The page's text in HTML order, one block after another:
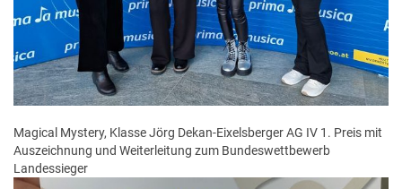
Magical Mystery, Klasse Jörg Dekan-Eixelsberger AG IV 1. Preis mit
Auszeichnung und Weiterleitung zum Bundeswettbewerb
Landessieger